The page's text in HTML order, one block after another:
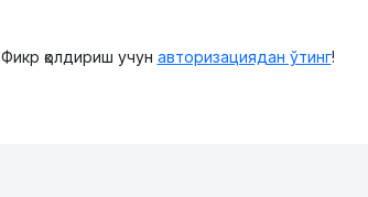
Фикр қолдириш учун авторизациядан ўтинг!